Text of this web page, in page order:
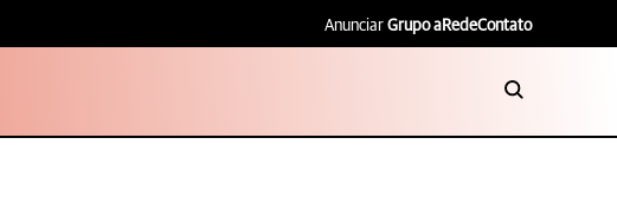
Anunciar Grupo aRedeContato